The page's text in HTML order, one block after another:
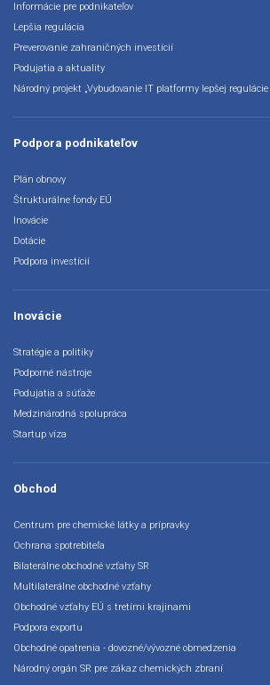
Informácie pre podnikateľov
Lepšia regulácia
Preverovanie zahraničných investícií
Podujatia a aktuality
Národný projekt „Vybudovanie IT platformy lepšej regulácie
Podpora podnikateľov
Plán obnovy
Štrukturálne fondy EÚ
Inovácie
Dotácie
Podpora investícií
Inovácie
Stratégie a politiky
Podporné nástroje
Podujatia a súťaže
Medzinárodná spolupráca
Startup víza
Obchod
Centrum pre chemické látky a prípravky
Ochrana spotrebiteľa
Bilaterálne obchodné vzťahy SR
Multilaterálne obchodné vzťahy
Obchodné vzťahy EÚ s tretími krajinami
Podpora exportu
Obchodné opatrenia - dovozné/vývozné obmedzenia
Národný orgán SR pre zákaz chemických zbraní